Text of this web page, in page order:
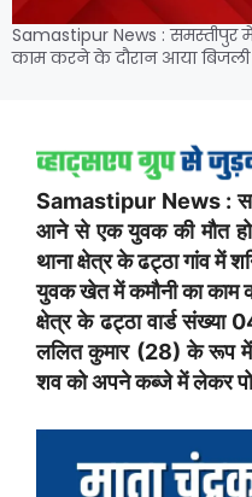
Samastipur News :
काम करने के दौरान आया
Samastipur News :
आने से एक युवक की मौत हो
थाना क्षेत्र के ढट्ठा गांव में
युवक खेत में कमौनी का काम
क्षेत्र के ढट्ठा वार्ड संख्या
ललित कुमार (28) के रूप में
शव को अपने कब्जे में लेकर